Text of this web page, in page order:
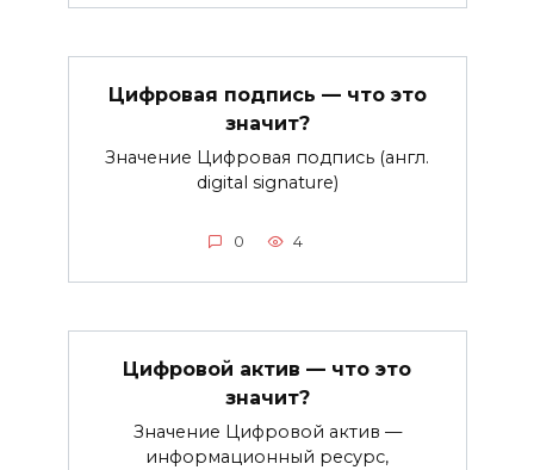
Цифровая подпись — что это
значит?
Значение Цифровая подпись (англ.
digital signature)
0 4
Цифровой актив — что это
значит?
Значение Цифровой актив —
информационный ресурс,